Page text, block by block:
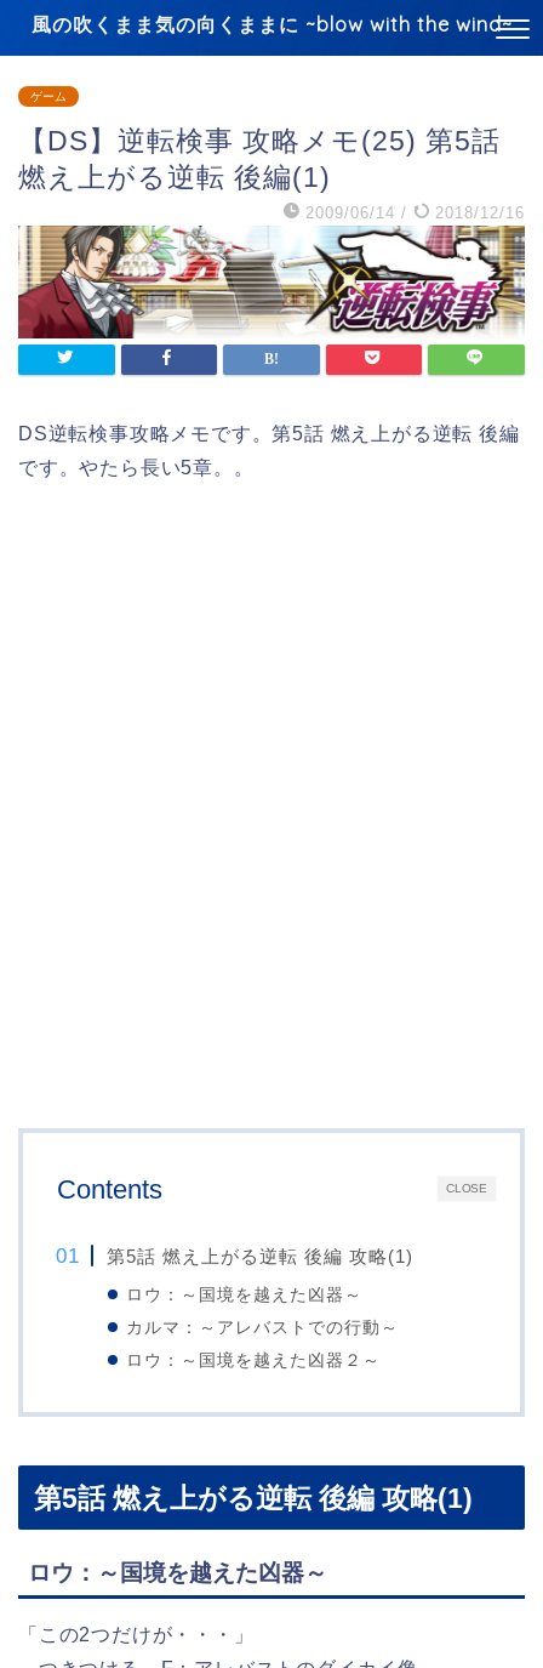
風の吹くまま気の向くままに ~blow with the wind~
ゲーム
【DS】逆転検事 攻略メモ(25) 第5話
燃え上がる逆転 後編(1)
2009/06/14 / 2018/12/16
DS逆転検事攻略メモです。第5話 燃え上がる逆転 後編
です。やたら長い5章。。
CLOSE
Contents
第5話 燃え上がる逆転 後編 攻略(1)
ロウ：～国境を越えた凶器～
カルマ：～アレバストでの行動～
ロウ：～国境を越えた凶器２～
第5話 燃え上がる逆転 後編 攻略(1)
ロウ：～国境を越えた凶器～
「この2つだけが・・・」